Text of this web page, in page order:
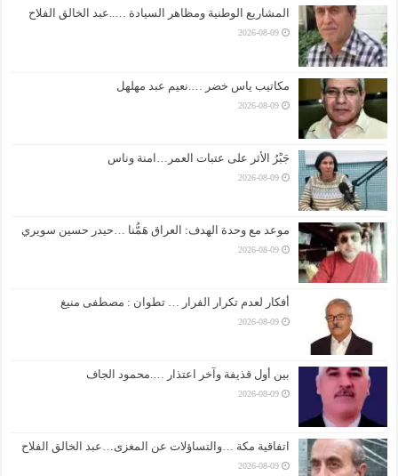
المشاريع الوطنية ومظاهر السيادة …..عبد الخالق الفلاح
2026-08-09
مكاتيب ياس خضر ….نعيم عبد مهلهل
2026-08-09
جَبْرُ الأثر على عتبات العمر…امنة وناس
2026-08-09
موعد مع وحدة الهدف: العراق هَمُّنا …حيدر حسين سويري
2026-08-09
أفكار لعدم تكرار الفرار … تطوان : مصطفى منيغ
2026-08-09
بين أول قذيفة وآخر اعتذار ….محمود الجاف
2026-08-09
اتفاقية مكة …والتساؤلات عن المغزى…عبد الخالق الفلاح
2026-08-09